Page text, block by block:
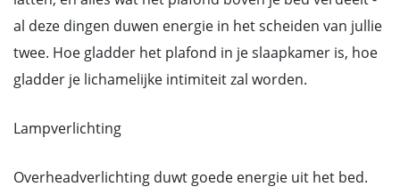
al deze dingen duwen energie in het scheiden van jullie
twee. Hoe gladder het plafond in je slaapkamer is, hoe
gladder je lichamelijke intimiteit zal worden.
Lampverlichting
Overheadverlichting duwt goede energie uit het bed.